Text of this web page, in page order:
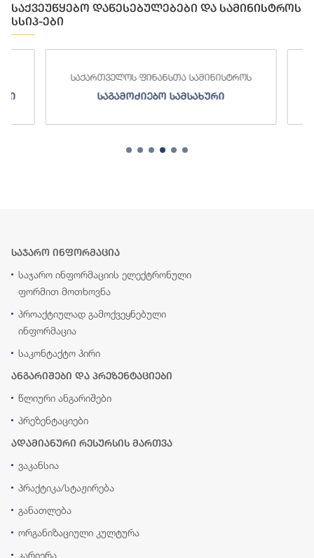
საქვეუწყებო დაწესებულებები და სამინისტროს
სსიპ-ები
საქართველოს ფინანსთა სამინისტროს
საგამოძიებო სამსახური
საჯარო ინფორმაცია
საჯარო ინფორმაციის ელექტრონული
ფორმით მოთხოვნა
პროაქტიულად გამოქვეყნებული
ინფორმაცია
საკონტაქტო პირი
ანგარიშები და პრეზენტაციები
წლიური ანგარიშები
პრეზენტაციები
ადამიანური რესურსის მართვა
ვაკანსია
პრაქტიკა/სტაჟირება
განათლება
ორგანიზაციული კულტურა
კარიერა